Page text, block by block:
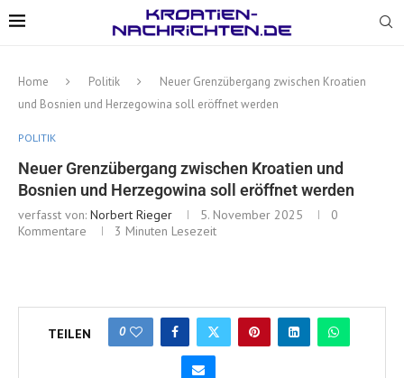
Home Politik
Neuer Grenzübergang zwischen Kroatien
und Bosnien und Herzegowina soll eröffnet werden
POLITIK
Neuer Grenzübergang zwischen Kroatien und
Bosnien und Herzegowina soll eröffnet werden
verfasst von: Norbert Rieger 5. November 2025
0
Kommentare
3 Minuten Lesezeit
TEILEN 0